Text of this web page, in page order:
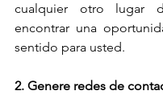
cualquier otro lugar
encontrar una
sentido para usted.
2. Genere redes de